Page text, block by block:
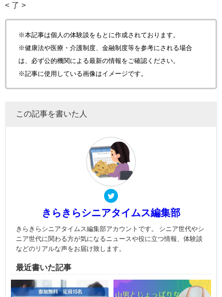
< 了 >
※本記事は個人の体験談をもとに作成されております。
※健康法や医療・介護制度、金融制度等を参考にされる場合
は、 必ず公的機関による最新の情報をご確認ください。
※記事に使用している画像はイメージです。
この記事を書いた人
きらきらシニアタイムス編集部
きらきらシニアタイムス編集部アカウントです。 シニア世代やシ
ニア世代に関わる方が気になるニュースや役に立つ情報、体験談
などのリアルな声をお届け致します。
最近書いた記事